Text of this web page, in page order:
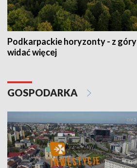
Podkarpackie horyzonty - z góry
widać więcej
GOSPODARKA